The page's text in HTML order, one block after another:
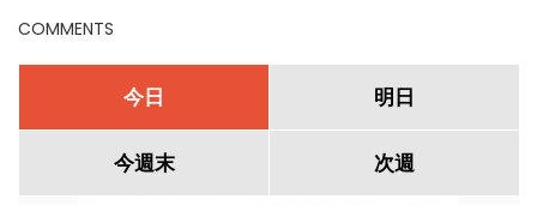
COMMENTS
今日 明日
今週末 次週